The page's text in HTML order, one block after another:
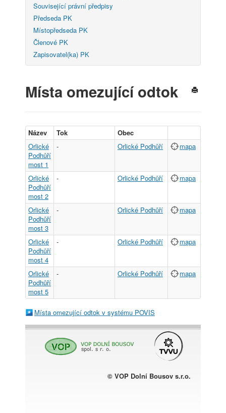
Související právní předpisy
Předseda PK
Místopředseda PK
Členové PK
Zapisovatel(ka) PK
Místa omezující odtok
Název Tok
Obec
Orlické
Podhůří
most 1
- Orlické Podhůří mapa
Orlické
Podhůří
most 2
- Orlické Podhůří mapa
Orlické
Podhůří
most 3
- Orlické Podhůří mapa
Orlické
Podhůří
most 4
- Orlické Podhůří mapa
Orlické
Podhůří
most 5
- Orlické Podhůří mapa
Místa omezující odtok v systému POVIS
© VOP Dolní Bousov s.r.o.